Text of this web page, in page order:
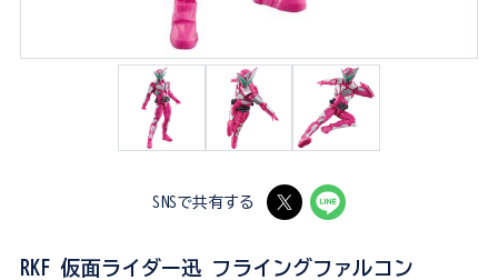
SNSで共有する
RKF 仮面ライダー迅 フライングファルコン